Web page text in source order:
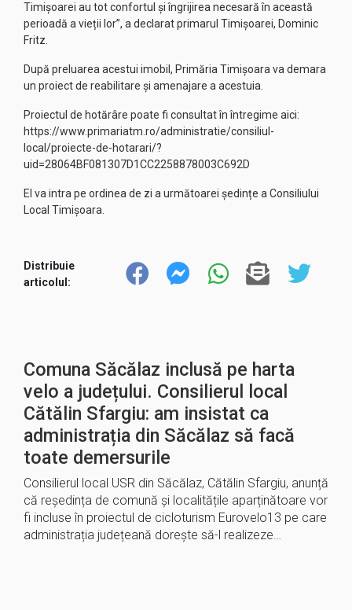
Timișoarei au tot confortul și îngrijirea necesară în această
perioadă a vieții lor”, a declarat primarul Timișoarei, Dominic
Fritz.
După preluarea acestui imobil, Primăria Timișoara va demara
un proiect de reabilitare și amenajare a acestuia.
Proiectul de hotărâre poate fi consultat în întregime aici:
https://www.primariatm.ro/administratie/consiliul-
local/proiecte-de-hotarari/?
uid=28064BF081307D1CC2258878003C692D
El va intra pe ordinea de zi a următoarei ședințe a Consiliului
Local Timișoara.
Distribuie
articolul:
Comuna Săcălaz inclusă pe harta
velo a județului. Consilierul local
Cătălin Sfargiu: am insistat ca
administrația din Săcălaz să facă
toate demersurile
Consilierul local USR din Săcălaz, Cătălin Sfargiu, anunță
că reședința de comună și localitățile aparținătoare vor
fi incluse în proiectul de cicloturism Eurovelo13 pe care
administrația județeană dorește să-l realizeze…